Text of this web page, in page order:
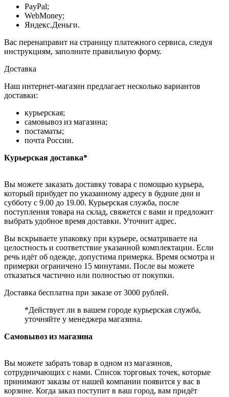
PayPal;
WebMoney;
Яндекс.Деньги.
Вас перенаправит на страницу платежного сервиса, следуя
инструкциям, заполните правильную форму.
Доставка
Наш интернет-магазин предлагает несколько вариантов
доставки:
курьерская;
самовывоз из магазина;
постаматы;
почта России.
Курьерская доставка*
Вы можете заказать доставку товара с помощью курьера,
который прибудет по указанному адресу в будние дни и
субботу с 9.00 до 19.00. Курьерская служба, после
поступления товара на склад, свяжется с вами и предложит
выбрать удобное время доставки. Уточнит адрес.
Вы вскрываете упаковку при курьере, осматриваете на
целостность и соответствие указанной комплектации. Если
речь идёт об одежде, допустима примерка. Время осмотра и
примерки ограничено 15 минутами. После вы можете
отказаться частично или полностью от покупки.
Доставка бесплатна при заказе от 3000 рублей.
*Действует ли в вашем городе курьерская служба,
уточняйте у менеджера магазина.
Самовывоз из магазина
Вы можете забрать товар в одном из магазинов,
сотрудничающих с нами. Список торговых точек, которые
принимают заказы от нашей компании появится у вас в
корзине. Когда заказ поступит в ваш город, вам придёт